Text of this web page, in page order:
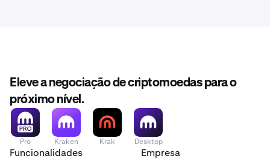
Eleve a negociação de criptomoedas para o
próximo nível.
Pro Kraken Krak Desktop
Funcionalidades Empresa